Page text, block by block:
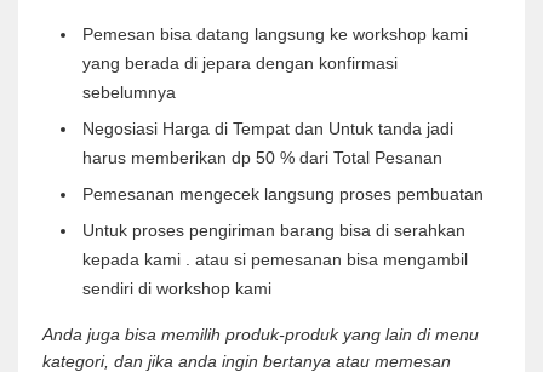
Pemesan bisa datang langsung ke workshop kami
yang berada di jepara dengan konfirmasi
sebelumnya
Negosiasi Harga di Tempat dan Untuk tanda jadi
harus memberikan dp 50 % dari Total Pesanan
Pemesanan mengecek langsung proses pembuatan
Untuk proses pengiriman barang bisa di serahkan
kepada kami . atau si pemesanan bisa mengambil
sendiri di workshop kami
Anda juga bisa memilih produk-produk yang lain di menu
kategori, dan jika anda ingin bertanya atau memesan